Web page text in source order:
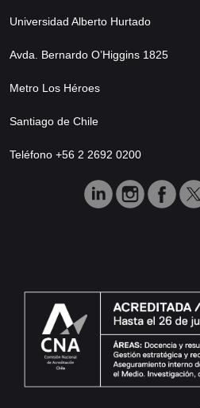
Universidad Alberto Hurtado
Avda. Bernardo O’Higgins 1825
Metro Los Héroes
Santiago de Chile
Teléfono +56 2 2692 0200